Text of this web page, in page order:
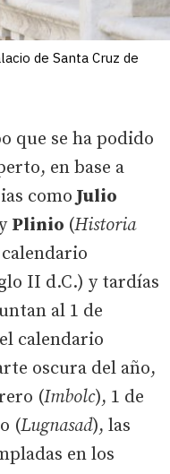
de Santa Cruz de
que se ha podido
en base a
comoJulio
Plinio (Historia
II d.C.) y tardías
al 1 de
calendario
oscura del año,
(Imbolc), 1 de
(Lugnasad), las
en los